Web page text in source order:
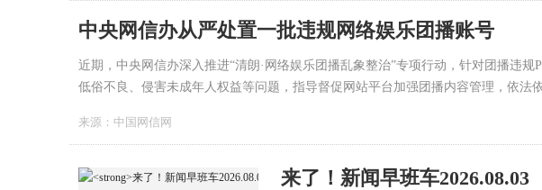
中央网信办从严处置一批违规网络娱乐团播账号
近期，中央网信办深入推进“清朗·网络娱乐团播乱象整治”专项行动，针对团播违
低俗不良、侵害未成年人权益等问题，指导督促网站平台加强团播内容管理，依法
来源： 中国网信网
来了！新闻早班车2026.08.03